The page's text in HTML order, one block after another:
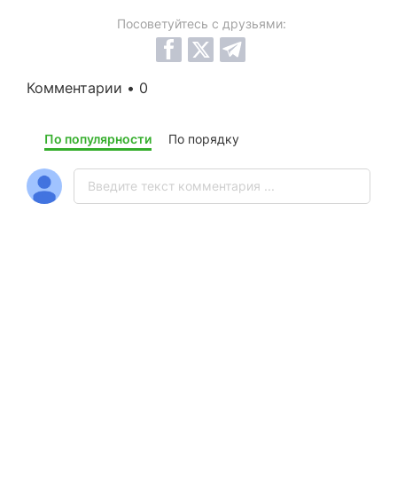
Посоветуйтесь с друзьями:
Комментарии • 0
По популярности По порядку